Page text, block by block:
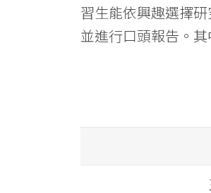
習生能依興趣選擇
並進行口頭報告。